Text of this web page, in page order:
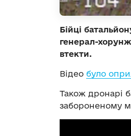
Бійці
генерал-
втекти.
Відео було
Також дронарі
забороненому